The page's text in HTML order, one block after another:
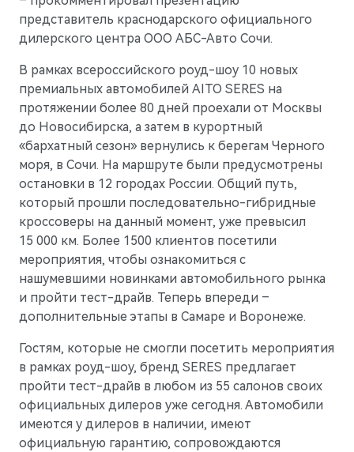
представитель краснодарского официального
дилерского центра ООО АБС-Авто Сочи.
В рамках всероссийского роуд-шоу 10 новых
премиальных автомобилей AITO SERES на
протяжении более 80 дней проехали от Москвы
до Новосибирска, а затем в курортный
«бархатный сезон» вернулись к берегам Черного
моря, в Сочи. На маршруте были предусмотрены
остановки в 12 городах России. Общий путь,
который прошли последовательно-гибридные
кроссоверы на данный момент, уже превысил
15 000 км. Более 1500 клиентов посетили
мероприятия, чтобы ознакомиться с
нашумевшими новинками автомобильного рынка
и пройти тест-драйв. Теперь впереди –
дополнительные этапы в Самаре и Воронеже.
Гостям, которые не смогли посетить мероприятия
в рамках роуд-шоу, бренд SERES предлагает
пройти тест-драйв в любом из 55 салонов своих
официальных дилеров уже сегодня. Автомобили
имеются у дилеров в наличии, имеют
официальную гарантию, сопровождаются